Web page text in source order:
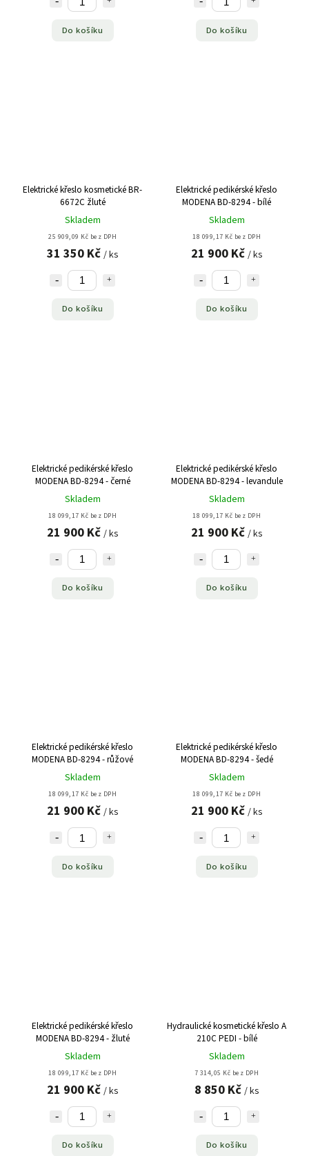
Do košíku Do košíku
Elektrické křeslo kosmetické BR-
6672C žluté
Skladem
25 909,09 Kč bez DPH
31 350 Kč / ks
Do košíku
Elektrické pedikérské křeslo
MODENA BD-8294 - bílé
Skladem
18 099,17 Kč bez DPH
21 900 Kč / ks
Do košíku
Elektrické pedikérské křeslo
MODENA BD-8294 - černé
Skladem
18 099,17 Kč bez DPH
21 900 Kč / ks
Do košíku
Elektrické pedikérské křeslo
MODENA BD-8294 - levandule
Skladem
18 099,17 Kč bez DPH
21 900 Kč / ks
Do košíku
Elektrické pedikérské křeslo
MODENA BD-8294 - růžové
Skladem
18 099,17 Kč bez DPH
21 900 Kč / ks
Do košíku
Elektrické pedikérské křeslo
MODENA BD-8294 - šedé
Skladem
18 099,17 Kč bez DPH
21 900 Kč / ks
Do košíku
Elektrické pedikérské křeslo
MODENA BD-8294 - žluté
Skladem
18 099,17 Kč bez DPH
21 900 Kč / ks
Do košíku
Hydraulické kosmetické křeslo A
210C PEDI - bílé
Skladem
7 314,05 Kč bez DPH
8 850 Kč / ks
Do košíku